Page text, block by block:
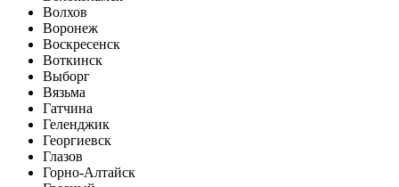
Волхов
Воронеж
Воскресенск
Воткинск
Выборг
Вязьма
Гатчина
Геленджик
Георгиевск
Глазов
Горно-Алтайск